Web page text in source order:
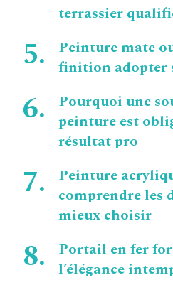
terrassier
Peinture mate
finition adopter
Pourquoi une
peinture est
résultat pro
Peinture
comprendre les
mieux choisir
Portail en fer
l’élégance